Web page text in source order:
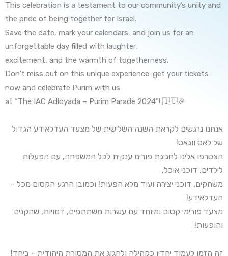
This celebration is a testament to our community’s unity and
the pride of being together for Israel.
Save the date, mark your calendars, and join us for an
unforgettable day filled with laughter,
excitement, and the warmth of togetherness.
Don’t miss out on this unique experience-get your tickets
now and celebrate Purim with us
at “The IAC Adloyada – Purim Parade 2024”! 🇮🇱🎉
אנחנו נרגשים לקראת השנה השלישית של מצעד העדלאידע הגדול
של לאס ווגאס!
הצטרפו אלינו לחגיגת פורים ענקית לכל המשפחה, עם הפעלות
לילדים, דוכני אוכל,
משחקים, דוכני יצירה ועוד מלא הפעות! וכמובן הרגע הקסום מכל -
העדלאידע!
מצעד פורימי קסום ומיוחד עם עשרות משתתפים, דמויות, שחקנים
והופעות!
זה הזמן לעמוד יחדיו כקהילה ולחגוג את המסורת היהודית - ביחד!